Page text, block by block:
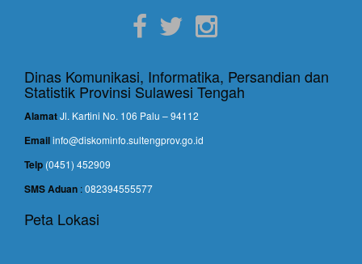
Dinas Komunikasi, Informatika, Persandian dan
Statistik Provinsi Sulawesi Tengah
AlamatJl. Kartini No. 106 Palu – 94112
Emailinfo@diskominfo.sultengprov.go.id
Telp (0451) 452909
SMS Aduan :082394555577
Peta Lokasi